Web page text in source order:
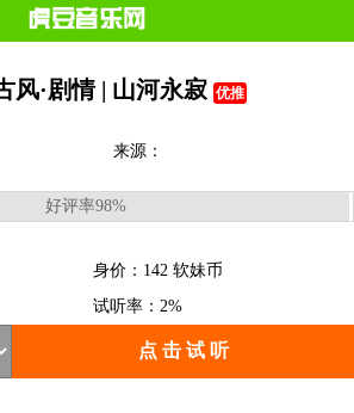
风·剧情 | 山河永寂 优推
来源：
好评率98%
身价：142 软妹币
试听率：2%
点 击 试 听